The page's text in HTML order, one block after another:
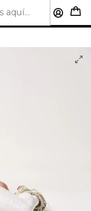
$50.000 | HASTA
TARJETA DE